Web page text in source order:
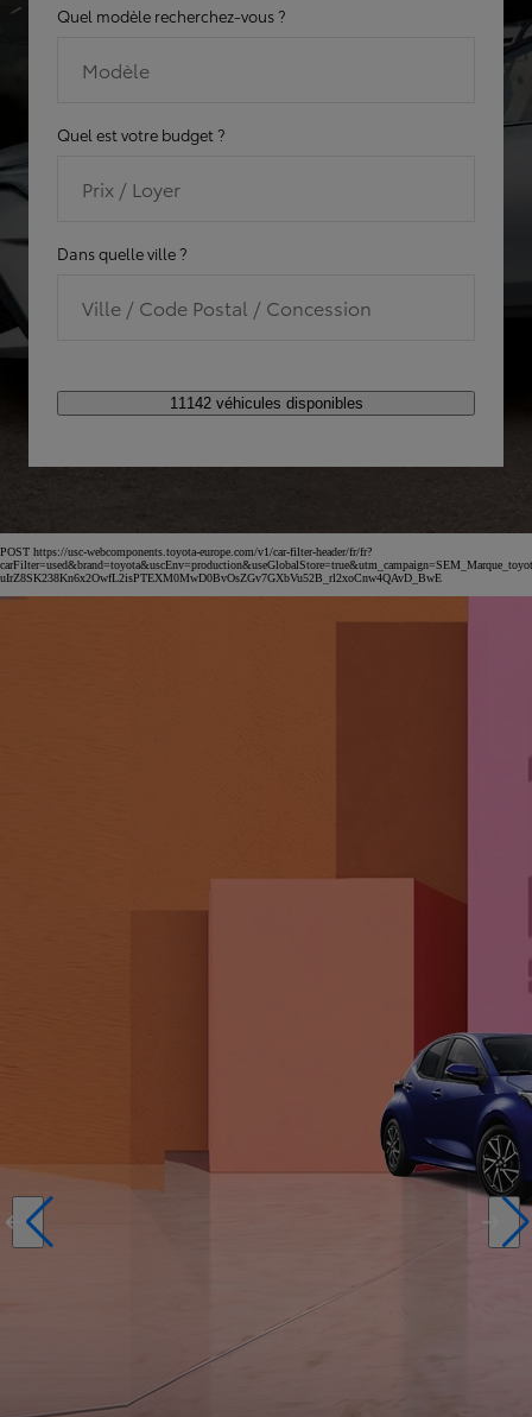
Quel modèle recherchez-vous ?
Modèle
Quel est votre budget ?
Prix / Loyer
Dans quelle ville ?
Ville / Code Postal / Concession
11142 véhicules disponibles
POST https://usc-webcomponents.toyota-europe.com/v1/car-filter-header/fr/fr?
uIrZ8SK238Kn6x2OwfL2isPTEXM0MwD0BvOsZGv7GXbVu52B_rl2xoCnw4QAvD_BwE